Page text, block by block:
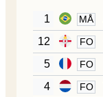
1 MÅ
12
FO
5 FO
4 FO